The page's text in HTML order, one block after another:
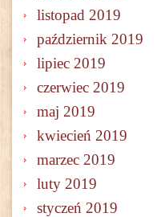
listopad 2019
październik 2019
lipiec 2019
czerwiec 2019
maj 2019
kwiecień 2019
marzec 2019
luty 2019
styczeń 2019